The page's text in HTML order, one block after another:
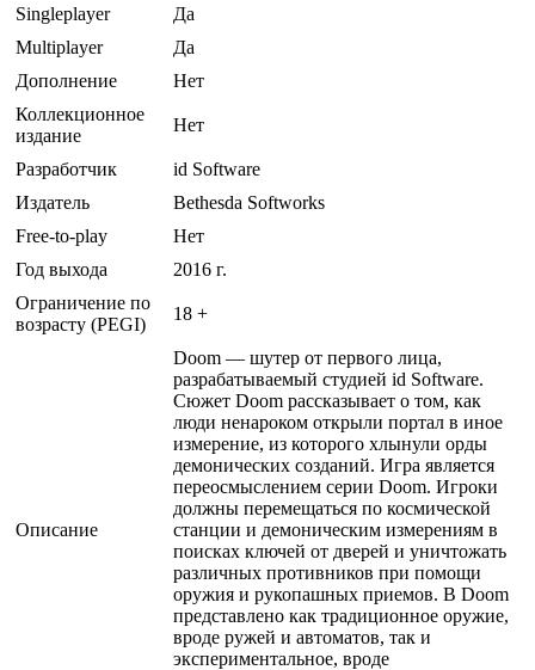
Singleplayer
Да
Multiplayer
Да
Дополнение
Нет
Коллекционное
издание
Нет
Разработчик
id Software
Издатель
Bethesda Softworks
Free-to-play
Нет
Год выхода
2016 г.
Ограничение по
возрасту (PEGI)
18 +
Описание
Doom — шутер от первого лица,
разрабатываемый студией id Software.
Сюжет Doom рассказывает о том, как
люди ненароком открыли портал в иное
измерение, из которого хлынули орды
демонических созданий. Игра является
переосмыслением серии Doom. Игроки
должны перемещаться по космической
станции и демоническим измерениям в
поисках ключей от дверей и уничтожать
различных противников при помощи
оружия и рукопашных приемов. В Doom
представлено как традиционное оружие,
вроде ружей и автоматов, так и
экспериментальное, вроде